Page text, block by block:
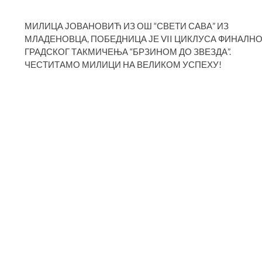
МИЛИЦА ЈОВАНОВИЋ ИЗ ОШ “СВЕТИ САВА” ИЗ
МЛАДЕНОВЦА, ПОБЕДНИЦА ЈЕ VII ЦИКЛУСА
ГРАДСКОГ ТАКМИЧЕЊА “БРЗИНОМ ДО ЗВЕЗДА”.
ЧЕСТИТАМО МИЛИЦИ НА ВЕЛИКОМ УСПЕХУ!